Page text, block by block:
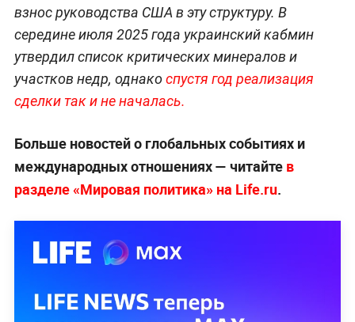
взнос руководства США в эту структуру. В
середине июля 2025 года украинский кабмин
утвердил список критических минералов и
участков недр, однакоспустя год реализация
сделки так и не началась.
Больше новостей о глобальных событиях и
международных отношениях — читайте в
разделе «Мировая политика» на Life.ru.